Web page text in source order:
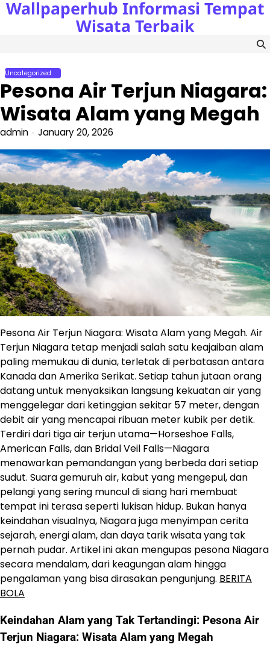
Skip
Wallpaperhub Informasi Tempat
Wisata Terbaik
Uncategorized
Pesona Air Terjun Niagara:
Wisata Alam yang Megah
admin January 20, 2026
Pesona Air Terjun Niagara: Wisata Alam yang Megah. Air
Terjun Niagara tetap menjadi salah satu keajaiban alam
paling memukau di dunia, terletak di perbatasan antara
Kanada dan Amerika Serikat. Setiap tahun jutaan orang
datang untuk menyaksikan langsung kekuatan air yang
menggelegar dari ketinggian sekitar 57 meter, dengan
debit air yang mencapai ribuan meter kubik per detik.
Terdiri dari tiga air terjun utama—Horseshoe Falls,
American Falls, dan Bridal Veil Falls—Niagara
menawarkan pemandangan yang berbeda dari setiap
sudut. Suara gemuruh air, kabut yang mengepul, dan
pelangi yang sering muncul di siang hari membuat
tempat ini terasa seperti lukisan hidup. Bukan hanya
keindahan visualnya, Niagara juga menyimpan cerita
sejarah, energi alam, dan daya tarik wisata yang tak
pernah pudar. Artikel ini akan mengupas pesona Niagara
secara mendalam, dari keagungan alam hingga
pengalaman yang bisa dirasakan pengunjung. BERITA
BOLA
Keindahan Alam yang Tak Tertandingi: Pesona Air
Terjun Niagara: Wisata Alam yang Megah